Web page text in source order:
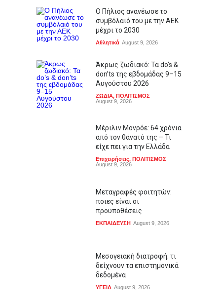
Ο Πήλιος ανανέωσε το
συμβόλαιό του με την ΑΕΚ
μέχρι το 2030
Αθλητικά August 9, 2026
Άκρως ζωδιακό: Τα do’s &
don’ts της εβδομάδας 9–15
Αυγούστου 2026
ΖΩΔΙΑ, ΠΟΛΙΤΙΣΜΟΣ
August 9, 2026
Μέριλιν Μονρόε: 64 χρόνια
από τον θάνατό της – Τι
είχε πει για την Ελλάδα
Επιχειρήσεις, ΠΟΛΙΤΙΣΜΟΣ
August 9, 2026
Μεταγραφές φοιτητών:
ποιες είναι οι
προϋποθέσεις
ΕΚΠΑΙΔΕΥΣΗ August 9, 2026
Μεσογειακή διατροφή: τι
δείχνουν τα επιστημονικά
δεδομένα
ΥΓΕΙΑ August 9, 2026